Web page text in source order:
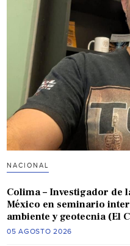
NACIONAL
Colima – Investigador de
México en seminario
ambiente y geotecnia (El
05 AGOSTO 2026